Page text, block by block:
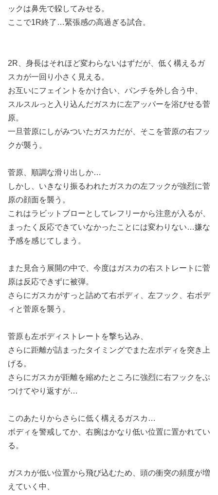
ックは鼻先で躱してみせる。
ここで1R終了…緊張感の高過ぎる試合。
2R、身長はそれほど変わらないはずだが、低く構えるガ
スカが一回り小さく見える。
お互いにフェイントをかけ合い、パンチを外し合う中、
スルスルっと入り込んだガスカに左アッパーを浴びせる菅
原。
一旦菅原にしがみついたガスカだが、そこを菅原の右フッ
クが襲う。
菅原、順調な滑り出しか…
しかし、いきなり振るわれたガスカの左フックが強烈に菅
原の顔面を襲う。
これはラビットブローとしてレフリーから注意が入るが、
まったく反応できていなかったことには変わりない…嫌な
予感を感じてしまう。
また見合う展開の中で、今度はガスカの右ストレートに菅
原は反応できずに被弾。
さらにガスカがすっと詰めて右ボディ、左フック、右ボデ
ィと菅原を襲う。
菅原も左ボディストレートを撃ち込み、
さらに距離が詰まったタイミングでまた左ボディを突き上
げる。
さらにガスカが距離を縮めたところに強烈に右フックをぶ
つけてやり返すが…
このあたりからさらに低く構えるガスカ…
ボディを警戒してか、右腕はかなり低い位置に置かれてい
る。
ガスカが低い位置から飛び込むため、頭の衝突の頻度が増
えていく中、